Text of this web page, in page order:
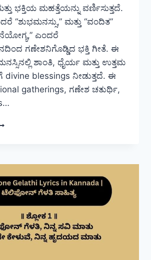
ಭಕ್ತಿಯ ಮಹತ್ತೆಯನ್ನು ವರ್ಣಿಸುತ್ತದೆ.
“ಶುಭಮನಸ್ಸು,” ಮತ್ತು “ವಂದಿತ”
ಎಂದರೆ
ಗಣೇಶನಿಗೊಡ್ಡಿದ ಭಕ್ತಿ ಗೀತೆ. ಈ
ಶಾಂತಿ, ಧೈರ್ಯ ಮತ್ತು ಉತ್ತಮ
divine blessings ನೀಡುತ್ತದೆ. ಈ
gatherings, ಗಣೇಶ ಚತುರ್ಥಿ,